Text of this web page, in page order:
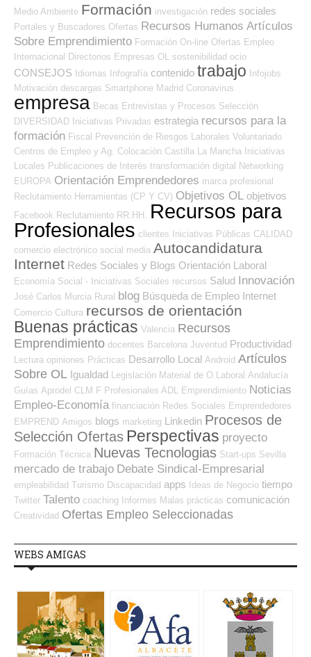
Medio Ambiente Formación investigación redes sociales
Portales y Buscadores Ofertas Recursos Humanos Artículos
Sobre Emprendimiento Formación On-line Ofertas Empleo
Internacional Directorios Empresas OL sostenibilidad ocio
CONSEJOS Idiomas Infografía contenido trabajo Infojobs
Motivación descargas Smartphone Madrid Coronavirus
empresa Becas Entrevistas y Procesos Selección
DIVERSIDAD Iniciativas Privadas estrategia recursos para la
formación Fiscal Prevención de Riesgos Laborales Voluntariado
Centros de Empleo y Ag. Colocación Castilla La Mancha Iniciativas
Locales Publicaciones de Interés transformación digital Networking
EUROPA Orientación Emprendedores marca profesional
Reclutamiento Herramientas (CP Y CV) Objetivos OL objetivos
Facebook Reclutamiento RR.HH.
Recursos para
Profesionales clientes Iniciativas Públicas CALIDAD
comercio electrónico social media Autocandidatura
Internet Redes Sociales y Blogs Orientación Laboral
Economía Social - Iniciativas Sociales recursos Salud Innovación
José Carlos Murcia Rural blog Búsqueda de Empleo Internet
Comercio Cultura recursos de orientación
Buenas prácticas Valencia Recursos
Emprendimiento docentes Barcelona Juventud Productividad
Lectura opiniones Prácticas Desarrollo Local Android Artículos
Sobre OL Igualdad Legislación Material de O.Laboral Andalucía
Guías Aprodel CLM F Profesionales ADL Emprendimiento Noticias
Empleo-Economía financiación Redes Sociales Emprendedores
EMPREND Amigos blogs marketing Linkedin Procesos de
Selección Ofertas Perspectivas proyecto
Formación Técnica Nuevas Tecnologias Start-ups Sevilla
mercado de trabajo Debate Sindical-Empresarial
empleabilidad Turismo Discapacidad apps Ideas de Negocio tiempo
Twitter Talento coaching Informes Malas prácticas comunicación
Creatividad Ofertas Empleo Seleccionadas
WEBS AMIGAS